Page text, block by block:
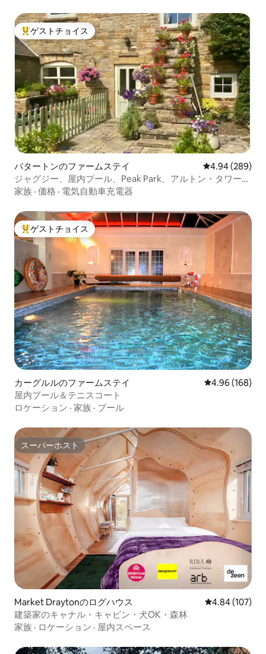
大好評のゲストチョイスです。
ゲストチョイス
バタートンのファームステイ レビュー289
4.94 (289)
ジャグジー、屋内プール、Peak Park、アルトン・タワーズ
まで15分
家族 · 価格 · 電気自動車充電器
大好評のゲストチョイスです。
ゲストチョイス
カーグルルのファームステイ レビュー168
4.96 (168)
屋内プール＆テニスコート
ロケーション · 家族 · プール
スーパーホスト
スーパーホスト
Market Draytonのログハウス レビュー107
4.84 (107)
建築家のキャナル・キャビン・犬OK・森林
家族 · ロケーション · 屋内スペース